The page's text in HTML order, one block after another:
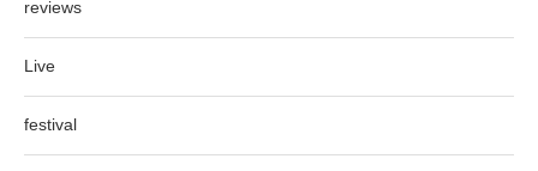
reviews
Live
festival